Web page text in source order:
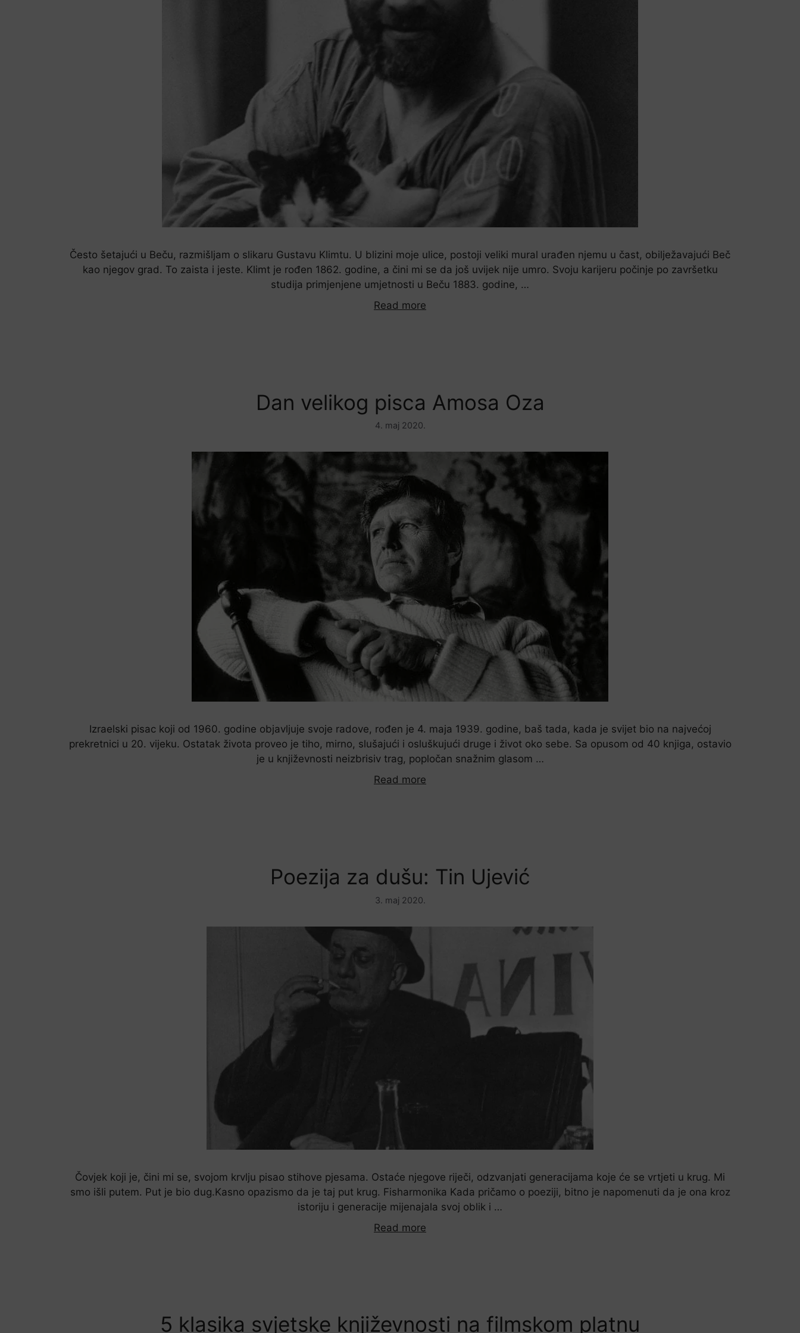
Često šetajući u Beču, razmišljam o slikaru Gustavu Klimtu. U blizini moje ulice, postoji veliki mural urađen njemu u čast, obilježavajući Beč
kao njegov grad. To zaista i jeste. Klimt je rođen 1862. godine, a čini mi se da još uvijek nije umro. Svoju karijeru počinje po završetku
studija primjenjene umjetnosti u Beču 1883. godine, …
Read more
Dan velikog pisca Amosa Oza
4. maj 2020.
Izraelski pisac koji od 1960. godine objavljuje svoje radove, rođen je 4. maja 1939. godine, baš tada, kada je svijet bio na najvećoj
prekretnici u 20. vijeku. Ostatak života proveo je tiho, mirno, slušajući i osluškujući druge i život oko sebe. Sa opusom od 40 knjiga, ostavio
je u književnosti neizbrisiv trag, popločan snažnim glasom …
Read more
Poezija za dušu: Tin Ujević
3. maj 2020.
Čovjek koji je, čini mi se, svojom krvlju pisao stihove pjesama. Ostaće njegove riječi, odzvanjati generacijama koje će se vrtjeti u krug. Mi
smo išli putem. Put je bio dug.Kasno opazismo da je taj put krug. Fisharmonika Kada pričamo o poeziji, bitno je napomenuti da je ona kroz
istoriju i generacije mijenajala svoj oblik i …
Read more
5 klasika svjetske književnosti na filmskom platnu